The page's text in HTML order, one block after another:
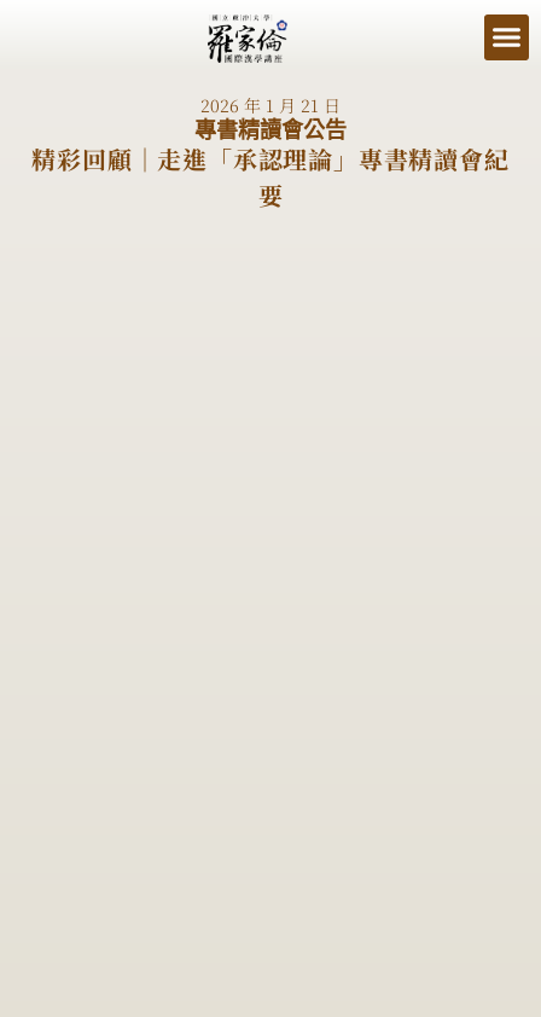
2026 年 1 月 21 日
專書精讀會公告
精彩回顧｜走進「承認理論」專書精讀會紀
要